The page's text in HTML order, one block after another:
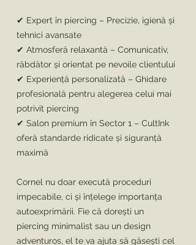
✔ Expert în piercing – Precizie, igienă și
tehnici avansate
✔ Atmosferă relaxantă – Comunicativ,
răbdător și orientat pe nevoile clientului
✔ Experiență personalizată – Ghidare
profesională pentru alegerea celui mai
potrivit piercing
✔ Salon premium în Sector 1 – CultInk
oferă standarde ridicate și siguranță
maximă
Cornel nu doar execută proceduri
impecabile, ci și înțelege importanța
autoexprimării. Fie că dorești un
piercing minimalist sau un design
adventuros, el te va ajuta să găsești cel